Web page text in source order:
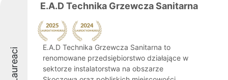
Laureaci
E.A.D Technika Grzewcza Sanitarna
E.A.D Technika Grzewcza Sanitarna to
renomowane przedsiębiorstwo działające w
sektorze instalatorstwa na obszarze